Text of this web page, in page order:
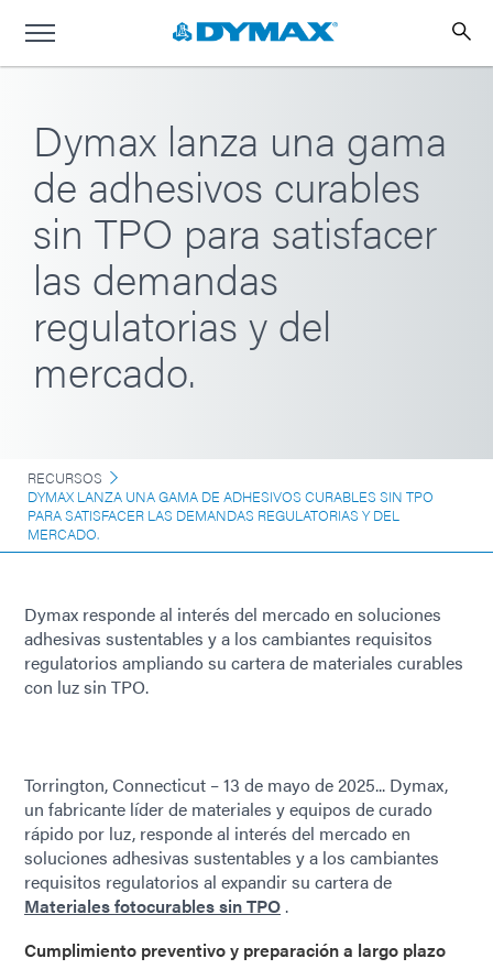
Dymax lanza una gama
de adhesivos curables
sin TPO para satisfacer
las demandas
regulatorias y del
mercado.
RECURSOS
DYMAX LANZA UNA GAMA DE ADHESIVOS CURABLES SIN TPO
PARA SATISFACER LAS DEMANDAS REGULATORIAS Y DEL
MERCADO.
Dymax responde al interés del mercado en soluciones
adhesivas sustentables y a los cambiantes requisitos
regulatorios ampliando su cartera de materiales curables
con luz sin TPO.
Torrington, Connecticut – 13 de mayo de 2025... Dymax,
un fabricante líder de materiales y equipos de curado
rápido por luz, responde al interés del mercado en
soluciones adhesivas sustentables y a los cambiantes
requisitos regulatorios al expandir su cartera de
Materiales fotocurables sin TPO.
Cumplimiento preventivo y preparación a largo plazo